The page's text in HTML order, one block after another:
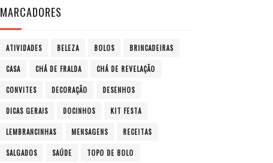
MARCADORES
ATIVIDADES BELEZA BOLOS BRINCADEIRAS
CASA CHÁ DE FRALDA CHÁ DE REVELAÇÃO
CONVITES DECORAÇÃO DESENHOS
DICAS GERAIS DOCINHOS KIT FESTA
LEMBRANCINHAS MENSAGENS RECEITAS
SALGADOS SAÚDE TOPO DE BOLO